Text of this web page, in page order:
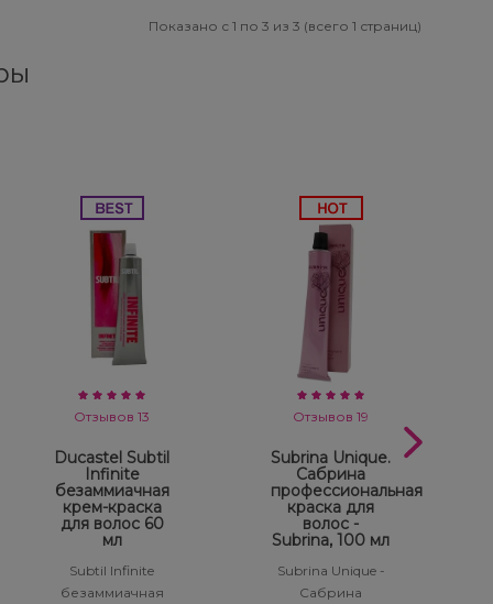
Показано с 1 по 3 из 3 (всего 1 страниц)
Отзывов 13
Ducastel Subtil
Infinite
безаммиачная
крем-краска
для волос 60
мл
Subtil Infinite
безаммиачная
Отзывов 19
Subrina Unique.
Сабрина
профессиональная
краска для
волос -
Subrina, 100 мл
Subrina Unique -
Сабрина